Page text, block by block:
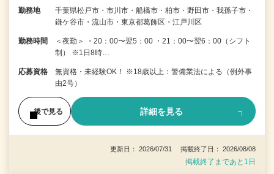
勤務地
千葉県松戸市・市川市・船橋市・柏市・野田市・我孫子市・
鎌ケ谷市・流山市・東京都葛飾区・江戸川区
勤務時間
＜夜勤＞ ・20：00〜翌5：00 ・21：00〜翌6：00（シフト
制） ※1日8時…
応募資格
無資格・未経験OK！ ※18歳以上：警備業法による（例外事
由2号）
後で見る 詳細を見る
更新日： 2026/07/31 掲載終了日： 2026/08/08
掲載終了まであと1日